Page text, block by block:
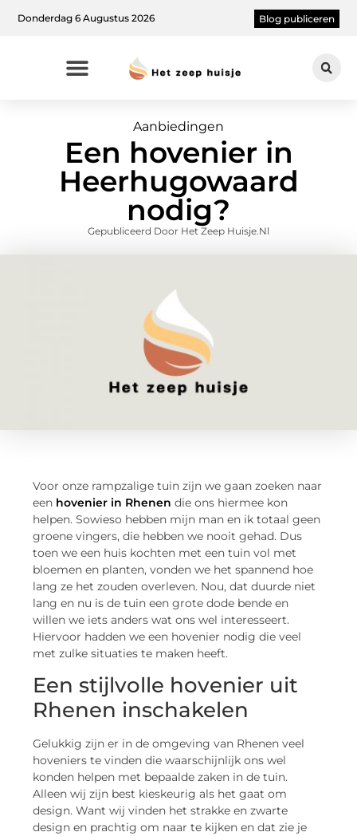
Donderdag 6 Augustus 2026 Blog publiceren
Aanbiedingen
Een hovenier in
Heerhugowaard
nodig?
Gepubliceerd Door Het Zeep Huisje.nl
Voor onze rampzalige tuin zijn we gaan zoeken naar
een hovenier in Rhenen die ons hiermee kon
helpen. Sowieso hebben mijn man en ik totaal geen
groene vingers, die hebben we nooit gehad. Dus
toen we een huis kochten met een tuin vol met
bloemen en planten, vonden we het spannend hoe
lang ze het zouden overleven. Nou, dat duurde niet
lang en nu is de tuin een grote dode bende en
willen we iets anders wat ons wel interesseert.
Hiervoor hadden we een hovenier nodig die veel
met zulke situaties te maken heeft.
Een stijlvolle hovenier uit
Rhenen inschakelen
Gelukkig zijn er in de omgeving van Rhenen veel
hoveniers te vinden die waarschijnlijk ons wel
konden helpen met bepaalde zaken in de tuin.
Alleen wij zijn best kieskeurig als het gaat om
design. Want wij vinden het strakke en zwarte
design en prachtig om naar te kijken en dat zie je